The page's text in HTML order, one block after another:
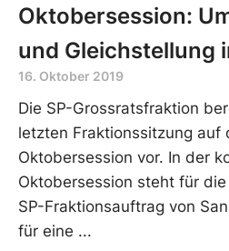
Oktobersession:
und Gleichstellung
16. Oktober 2019
Die SP-Grossratsfraktion
letzten Fraktionssitzung auf
Oktobersession vor. In der
Oktobersession steht für
SP-Fraktionsauftrag von
für eine